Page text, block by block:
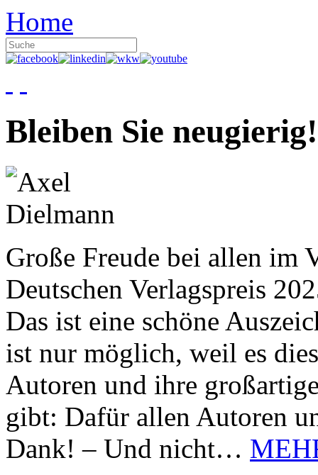
Home
Bleiben Sie neugierig!
Große Freude bei allen im
Deutschen Verlagspreis
Das ist eine schöne
ist nur möglich, weil es
Autoren und ihre
gibt: Dafür allen Autoren
Dank! – Und nicht…